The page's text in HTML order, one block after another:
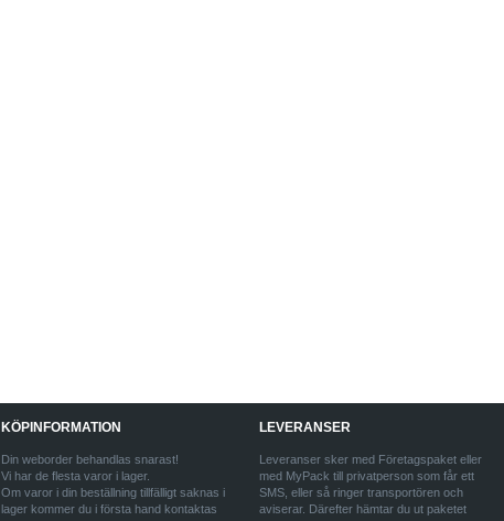
KÖPINFORMATION
Din weborder behandlas snarast!
Vi har de flesta varor i lager.
Om varor i din beställning tillfälligt saknas i
lager kommer du i första hand kontaktas
LEVERANSER
Leveranser sker med Företagspaket eller
med MyPack till privatperson som får ett
SMS, eller så ringer transportören och
aviserar. Därefter hämtar du ut paketet